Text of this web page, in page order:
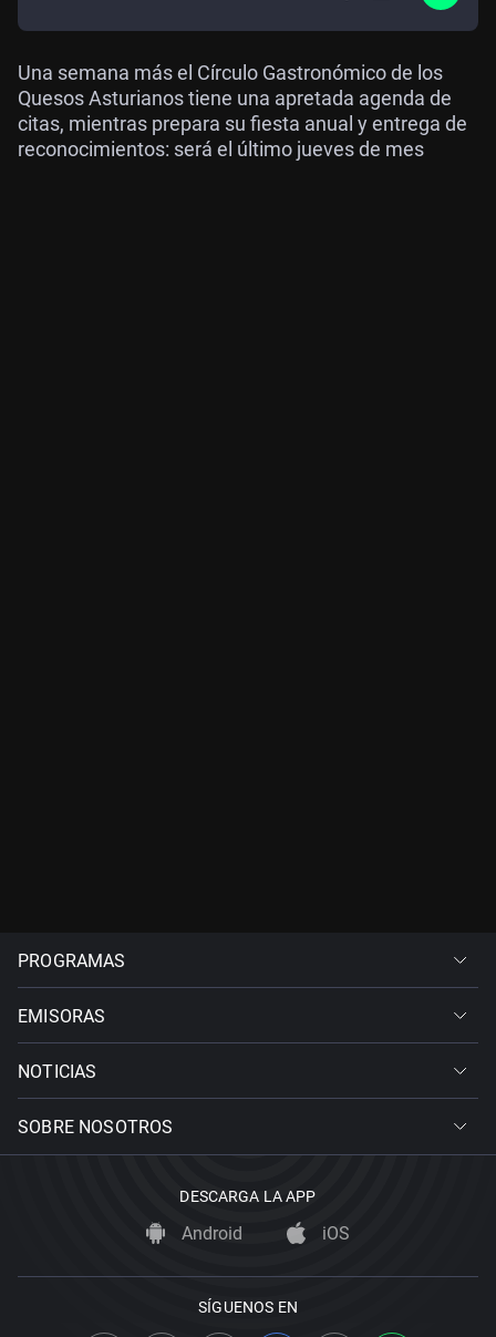
Una semana más el Círculo Gastronómico de los
Quesos Asturianos tiene una apretada agenda de
citas, mientras prepara su fiesta anual y entrega de
reconocimientos: será el último jueves de mes
PROGRAMAS
EMISORAS
NOTICIAS
SOBRE NOSOTROS
DESCARGA LA APP
Android iOS
SÍGUENOS EN